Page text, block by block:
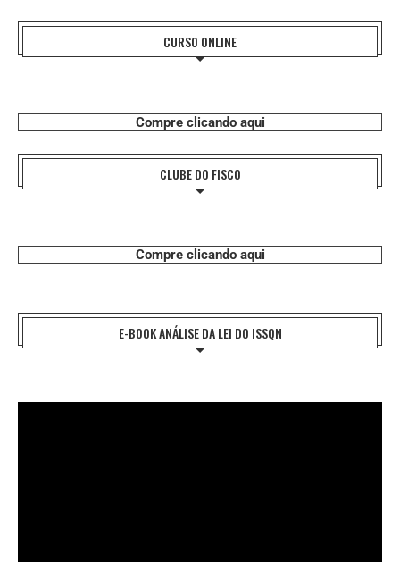
CURSO ONLINE
Compre clicando aqui
CLUBE DO FISCO
Compre clicando aqui
E-BOOK ANÁLISE DA LEI DO ISSQN